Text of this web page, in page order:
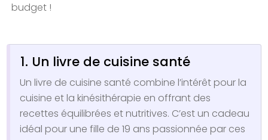
budget !
1. Un livre de cuisine santé
Un livre de cuisine santé combine l’intérêt pour la
cuisine et la kinésithérapie en offrant des
recettes équilibrées et nutritives. C’est un cadeau
idéal pour une fille de 19 ans passionnée par ces